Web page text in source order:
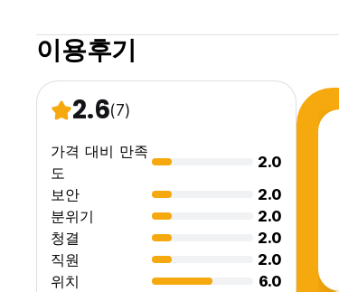
이용후기
2.6(7)
가격 대비 만족
도
2.0
보안
2.0
분위기
2.0
청결
2.0
직원
2.0
위치
6.0